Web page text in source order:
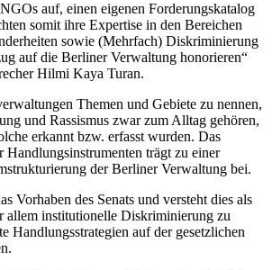
auf, einen eigenen Forderungskatalog
somit ihre Expertise in den Bereichen
sowie (Mehrfach) Diskriminierung
auf die Berliner Verwaltung honorieren“
Hilmi Kaya Turan.
Themen und Gebiete zu nennen,
und Rassismus zwar zum Alltag gehören,
erkannt bzw. erfasst wurden. Das
trägt zu einer
der Berliner Verwaltung bei.
Vorhaben des Senats und versteht dies als
allem institutionelle Diskriminierung zu
Handlungsstrategien auf der gesetzlichen